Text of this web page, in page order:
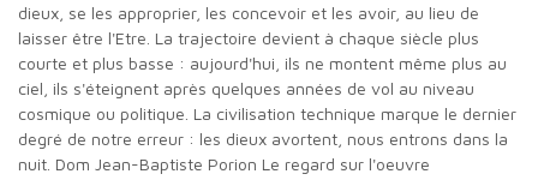
dieux, se les approprier, les concevoir et les avoir, au lieu de
laisser être l'Etre. La trajectoire devient à chaque siècle plus
courte et plus basse : aujourd'hui, ils ne montent même plus au
ciel, ils s'éteignent après quelques années de vol au niveau
cosmique ou politique. La civilisation technique marque le dernier
degré de notre erreur : les dieux avortent, nous entrons dans la
nuit. Dom Jean-Baptiste Porion Le regard sur l'oeuvre